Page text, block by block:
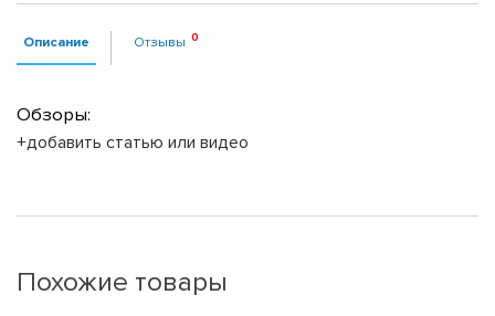
Описание Отзывы
Обзоры:
+добавить статью или видео
Похожие товары